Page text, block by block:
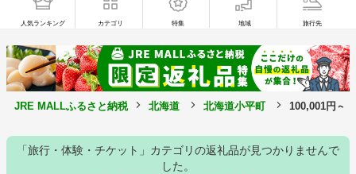
人気ランキング カテゴリ 特集 地域 旅行先
JRE MALLふるさと納税 北海道 北海道小平町 100,001円～
「旅行・体験・チケット」カテゴリの返礼品が見つかりませんで
した。